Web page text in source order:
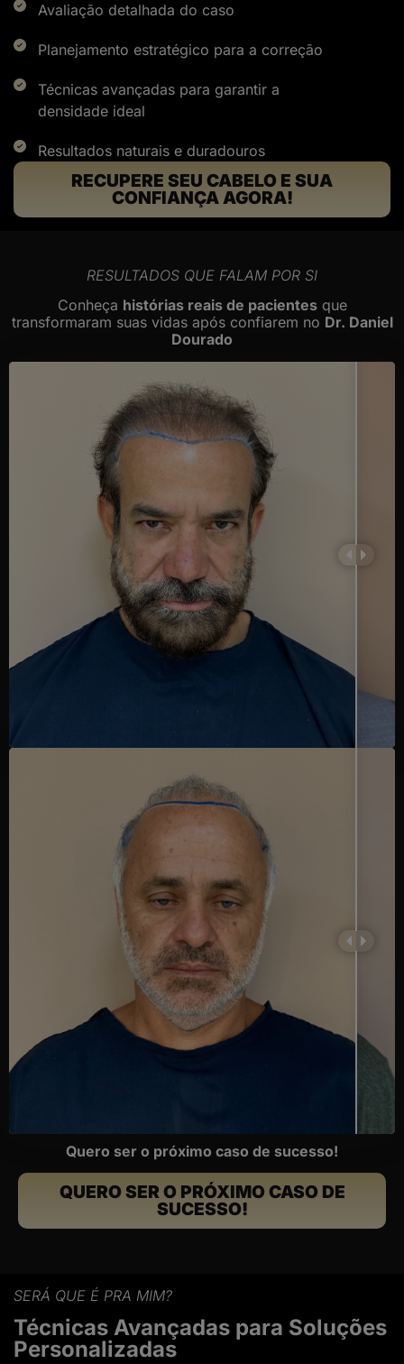
Avaliação detalhada do caso
Planejamento estratégico para a correção
Técnicas avançadas para garantir a
densidade ideal
Resultados naturais e duradouros
RECUPERE SEU CABELO E SUA
CONFIANÇA AGORA!
RESULTADOS QUE FALAM POR SI
Conheça histórias reais de pacientesque
transformaram suas vidas após confiarem no Dr. Daniel
Dourado
Quero ser o próximo caso de sucesso!
QUERO SER O PRÓXIMO CASO DE
SUCESSO!
SERÁ QUE É PRA MIM?
Técnicas Avançadas para Soluções
Personalizadas